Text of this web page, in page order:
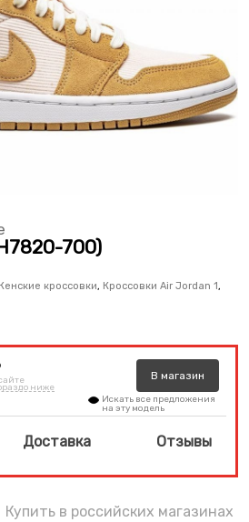
700)
кроссовки, Кроссовки Air Jordan 1,
ниже
В магазин
Искать все предложения
на эту модель
Доставка Отзывы
Купить в российских магазинах